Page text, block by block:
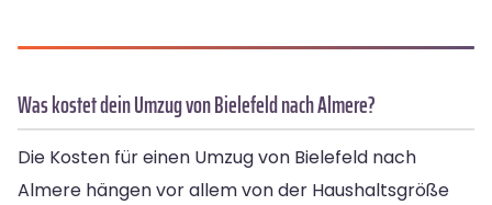
Was kostet dein Umzug von Bielefeld nach Almere?
Die Kosten für einen Umzug von Bielefeld nach
Almere hängen vor allem von der Haushaltsgröße